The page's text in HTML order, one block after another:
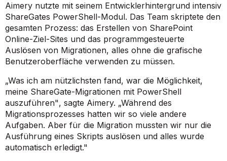
Aimery nutzte mit seinem Entwicklerhintergrund intensiv
ShareGates PowerShell-Modul. Das Team skriptete den
gesamten Prozess: das Erstellen von SharePoint
Online-Ziel-Sites und das programmgesteuerte
Auslösen von Migrationen, alles ohne die grafische
Benutzeroberfläche verwenden zu müssen.
„Was ich am nützlichsten fand, war die Möglichkeit,
meine ShareGate-Migrationen mit PowerShell
auszuführen", sagte Aimery. „Während des
Migrationsprozesses hatten wir so viele andere
Aufgaben. Aber für die Migration mussten wir nur die
Ausführung eines Skripts auslösen und alles wurde
automatisch erledigt."